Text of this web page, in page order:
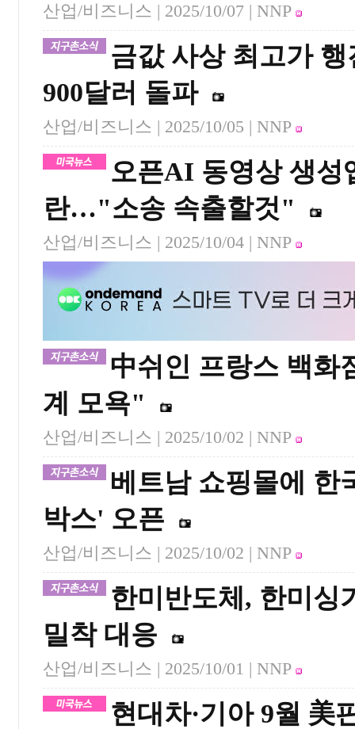
산업/비즈니스 | 2025/10/07 | NNP
금값 사상 최고가
900달러 돌파
산업/비즈니스 | 2025/10/05 | NNP
오픈AI 동영상 생성
란…"소송 속출할것"
산업/비즈니스 | 2025/10/04 | NNP
中쉬인 프랑스 백
계 모욕"
산업/비즈니스 | 2025/10/02 | NNP
베트남 쇼핑몰에 한
박스' 오픈
산업/비즈니스 | 2025/10/02 | NNP
한미반도체, 한미
밀착 대응
산업/비즈니스 | 2025/10/01 | NNP
현대차·기아 9월